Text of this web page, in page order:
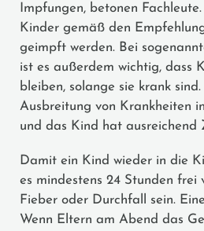
Impfungen, betonen
Kinder gemäß den
geimpft werden. Bei
ist es außerdem wichtig, dass
bleiben, solange sie krank
Ausbreitung von Krankheiten
und das Kind hat ausreichend
Damit ein Kind wieder in die
es mindestens 24 Stunden frei
Fieber oder Durchfall sein.
Wenn Eltern am Abend das